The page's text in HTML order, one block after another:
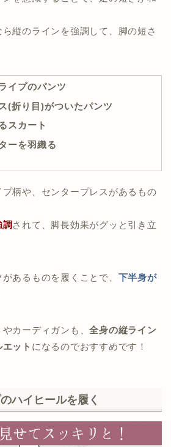
縦のラインを強調して、脚の短さ
イプのパンツ
(折り目)がついたパンツ
スカート
ーを羽織る
柄や、センタープレスがあるもの
されて、脚長効果がグッと引き立
あるものを履くことで、 下半身が
カーディガンも、全身の縦ライン
ット になるのでおすすめです！
ハイヒールを履く